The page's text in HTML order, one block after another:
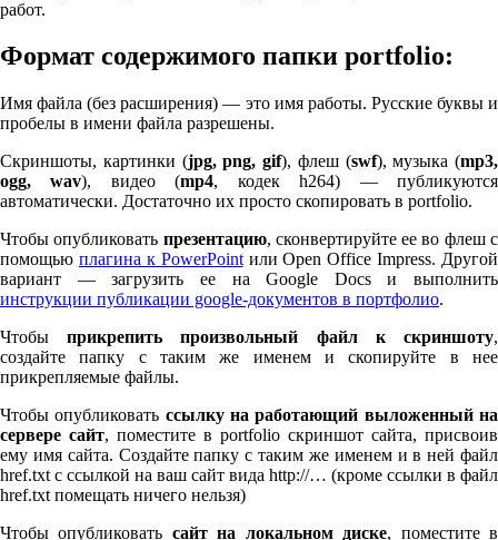
работ.
Формат содержимого папки port­fo­lio:
Имя файла (без расширения) — это имя работы. Русские буквы и
пробелы в имени файла разрешены.
Скриншоты, картинки (jpg, png, gif), флеш (swf), музыка (mp3,
ogg, wav), видео (mp4, кодек h264) — публикуются
автоматически. Достаточно их просто скопировать в port­fo­lio.
Чтобы опубликовать презентацию, сконвертируйте ее во флеш с
помощью плагина к Pow­er­Pointили Open Office Impress. Другой
вариант — загрузить ее на Google Docs и выполнить
инструкции публикации google-документов в портфолио.
Чтобыприкрепить произвольный файл к скриншоту,
создайте папку с таким же именем и скопируйте в нее
прикрепляемые файлы.
Чтобы опубликовать ссылку на работающий выложенный на
сервере сайт, поместите в port­fo­lio скриншот сайта, присвоив
ему имя сайта. Создайте папку с таким же именем и в ней файл
href.txt с ссылкой на ваш сайт вида http://… (кроме ссылки в файл
href.txt помещать ничего нельзя)
Чтобы опубликовать сайт на локальном диске, поместите в